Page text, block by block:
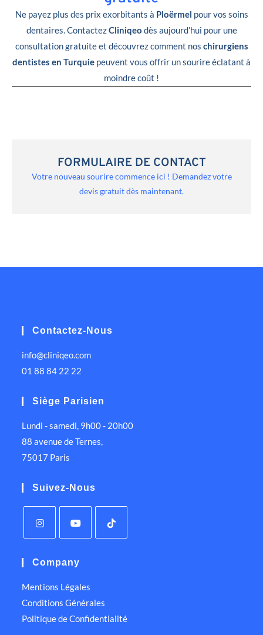
Ne payez plus des prix exorbitants à Ploërmel pour vos soins
dentaires. ContactezCliniqeo dès aujourd’hui pour une
consultation gratuite et découvrez comment nos chirurgiens
dentistes en Turquie peuvent vous offrir un sourire éclatant à
moindre coût !
FORMULAIRE DE CONTACT
Votre nouveau sourire commence ici ! Demandez votre
devis gratuit dès maintenant.
Contactez-Nous
info@cliniqeo.com
01 88 84 22 22
Siège Parisien
Lundi - samedi, 9h00 - 20h00
88 avenue de Ternes,
75017 Paris
Suivez-Nous
Company
Mentions Légales
Conditions Générales
Politique de Confidentialité